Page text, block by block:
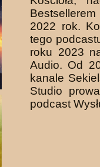
2022 rok.
tego
roku 2023
Audio. Od
kanale
Studio
podcast